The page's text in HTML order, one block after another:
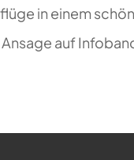
in einem
auf